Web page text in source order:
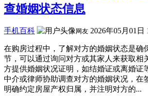
查婚姻状态信息
手机百科 网友 2026年05月01日
在购房过程中，了解对方的婚姻状态是确
节，可以通过询问对方或其家人来获取相
方提供婚姻状况证明，如结婚证或离婚证
中介或律师协助调查对方的婚姻状况，在
明确约定房屋产权归属，并注明对方的...